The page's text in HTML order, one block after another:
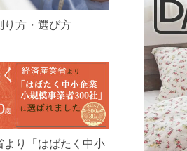
り方・選び方
より「はばたく中小